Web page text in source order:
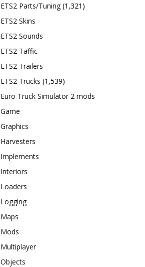
ETS2 Parts/Tuning (1,321)
ETS2 Skins
ETS2 Sounds
ETS2 Taffic
ETS2 Trailers
ETS2 Trucks (1,539)
Euro Truck Simulator 2 mods
Game
Graphics
Harvesters
Implements
Interiors
Loaders
Logging
Maps
Mods
Multiplayer
Objects